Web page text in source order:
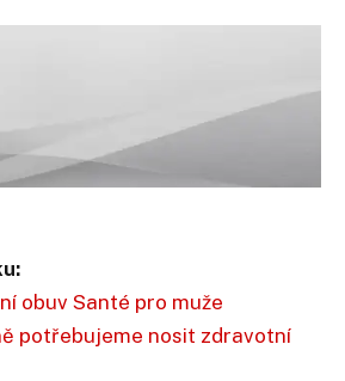
obuv Santé pro muže
potřebujeme nosit zdravotní